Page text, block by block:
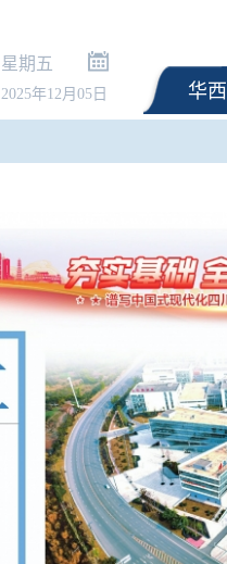
星期五
2025年12月05日 华
央救灾物资